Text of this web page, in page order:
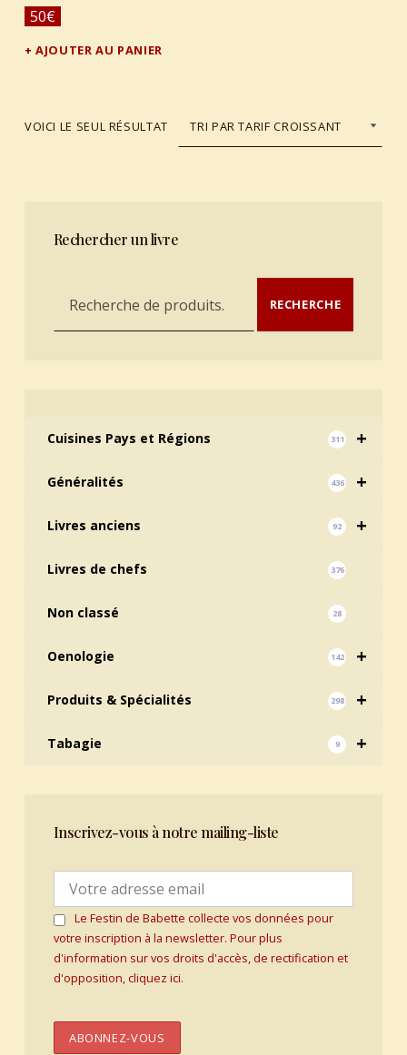
50€
AJOUTER AU PANIER
VOICI LE SEUL RÉSULTAT
Rechercher un livre
Recherche pour : RECHERCHE
+
Cuisines Pays et Régions 311
+
Généralités 436
+
Livres anciens 92
Livres de chefs 376
Non classé 28
+
Oenologie 142
+
Produits & Spécialités 298
+
Tabagie 9
Inscrivez-vous à notre mailing-liste
Le Festin de Babette collecte vos données pour
votre inscription à la newsletter. Pour plus
d'information sur vos droits d'accès, de rectification et
d'opposition, cliquez ici.